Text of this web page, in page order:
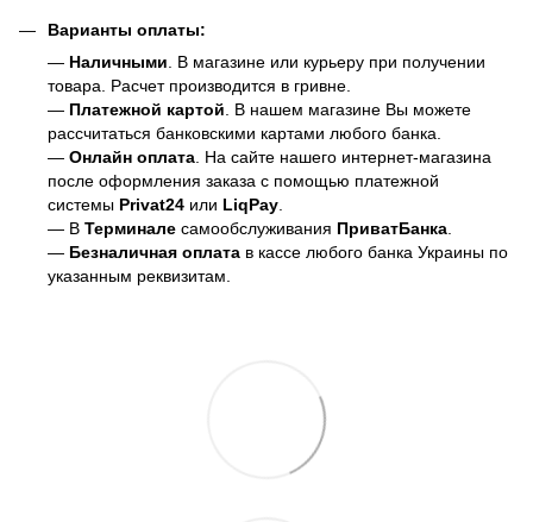
Варианты оплаты:
— Наличными. В магазине или курьеру при получении
товара. Расчет производится в гривне.
— Платежной картой. В нашем магазине Вы можете
рассчитаться банковскими картами любого банка.
— Онлайн оплата. На сайте нашего интернет-магазина
после оформления заказа с помощью платежной
системы Privat24 или LiqPay.
— В Терминале самообслуживания ПриватБанка.
— Безналичная оплата в кассе любого банка Украины по
указанным реквизитам.